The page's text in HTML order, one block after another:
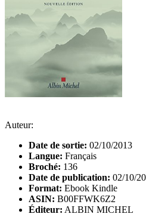
Auteur:
Date de sortie: 02/10/2013
Langue: Français
Broché: 136
Date de publication: 02/10/
Format: Ebook Kindle
ASIN: B00FFWK6Z2
Éditeur: ALBIN MICHEL